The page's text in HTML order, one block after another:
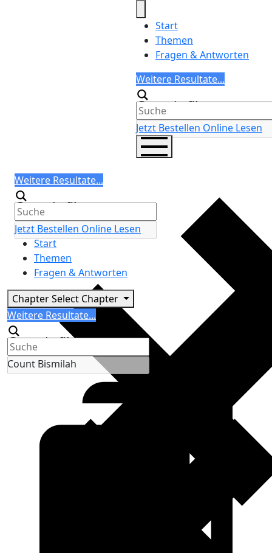
Start
Themen
Fragen & Antworten
Search
Weitere Resultate...
Generic filters
Jetzt Bestellen Online Lesen
Search
Weitere Resultate...
Generic filters
Jetzt Bestellen Online Lesen
Start
Themen
Fragen & Antworten
ChapterSelect Chapter
Search
Weitere Resultate...
Generic filters
Count Bismilah